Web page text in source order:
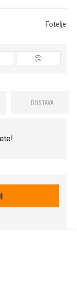
Fotelje
DOSTAVA